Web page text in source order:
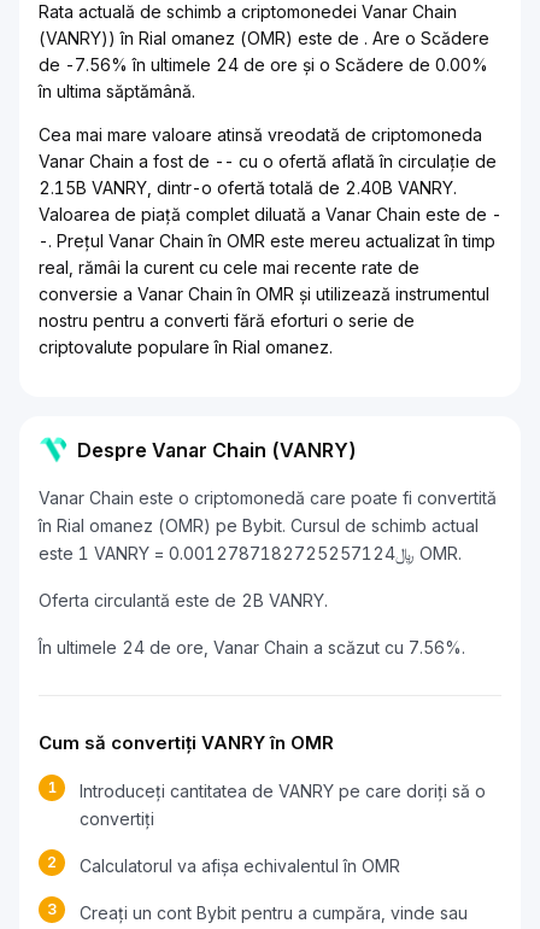
Rata actuală de schimb a criptomonedei Vanar Chain
(VANRY)) în Rial omanez (OMR) este de . Are o Scădere
de -7.56% în ultimele 24 de ore și o Scădere de 0.00%
în ultima săptămână.
Cea mai mare valoare atinsă vreodată de criptomoneda
Vanar Chain a fost de -- cu o ofertă aflată în circulație de
2.15B VANRY, dintr-o ofertă totală de 2.40B VANRY.
Valoarea de piață complet diluată a Vanar Chain este de -
-. Prețul Vanar Chain în OMR este mereu actualizat în timp
real, rămâi la curent cu cele mai recente rate de
conversie a Vanar Chain în OMR și utilizează instrumentul
nostru pentru a converti fără eforturi o serie de
criptovalute populare în Rial omanez.
Despre Vanar Chain (VANRY)
Vanar Chain este o criptomonedă care poate fi convertită
în Rial omanez (OMR) pe Bybit. Cursul de schimb actual
este 1 VANRY = ﷼0.0012787182725257124 OMR.
Oferta circulantă este de 2B VANRY.
În ultimele 24 de ore, Vanar Chain a scăzut cu 7.56%.
Cum să convertiți VANRY în OMR
1
Introduceți cantitatea de VANRY pe care doriți să o
convertiți
2 Calculatorul va afișa echivalentul în OMR
3
Creați un cont Bybit pentru a cumpăra, vinde sau